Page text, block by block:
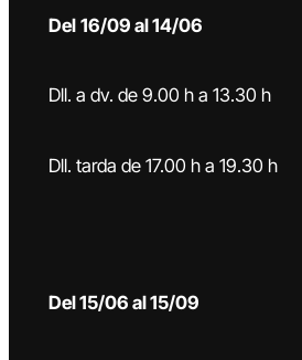
Del 16/09 al 14/06
Dll. a dv. de 9.00 h a 13.30 h
Dll. tarda de 17.00 h a 19.30 h
Del 15/06 al 15/09